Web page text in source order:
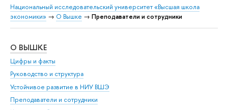
Национальный исследовательский университет «Высшая школа
экономики» → О Вышке → Преподаватели и сотрудники
О ВЫШКЕ
Цифры и факты
Руководство и структура
Устойчивое развитие в НИУ ВШЭ
Преподаватели и сотрудники